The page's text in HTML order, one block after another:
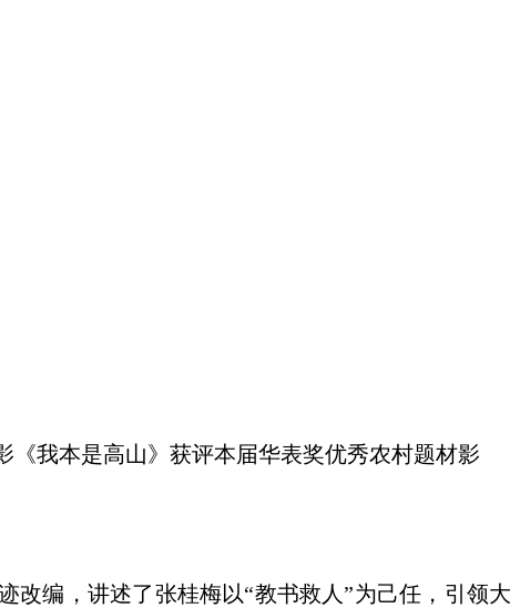
我本是高山》获评本届华表奖优秀农村题材影
改编，讲述了张桂梅以“教书救人”为己任，引领大